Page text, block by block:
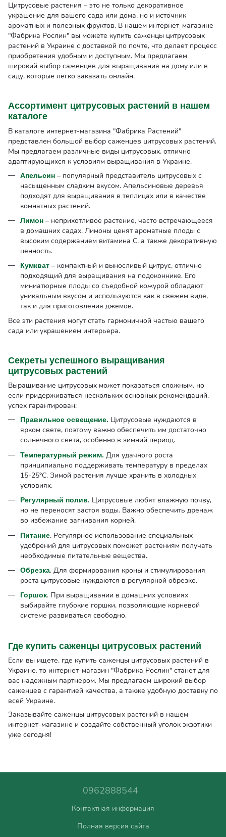
Цитрусовые растения – это не только декоративное
украшение для вашего сада или дома, но и источник
ароматных и полезных фруктов. В нашем интернет-магазине
"Фабрика Рослин" вы можете купить саженцы цитрусовых
растений в Украине с доставкой по почте, что делает процесс
приобретения удобным и доступным. Мы предлагаем
широкий выбор саженцев для выращивания на дому или в
саду, которые легко заказать онлайн.
Ассортимент цитрусовых растений в нашем
каталоге
В каталоге интернет-магазина "Фабрика Растений"
представлен большой выбор саженцев цитрусовых растений.
Мы предлагаем различные виды цитрусовых, отлично
адаптирующихся к условиям выращивания в Украине.
Апельсин – популярный представитель цитрусовых с
насыщенным сладким вкусом. Апельсиновые деревья
подходят для выращивания в теплицах или в качестве
комнатных растений.
Лимон – неприхотливое растение, часто встречающееся
в домашних садах. Лимоны ценят ароматные плоды с
высоким содержанием витамина С, а также декоративную
ценность.
Кумкват – компактный и выносливый цитрус, отлично
подходящий для выращивания на подоконнике. Его
миниатюрные плоды со съедобной кожурой обладают
уникальным вкусом и используются как в свежем виде,
так и для приготовления джемов.
Все эти растения могут стать гармоничной частью вашего
сада или украшением интерьера.
Секреты успешного выращивания
цитрусовых растений
Выращивание цитрусовых может показаться сложным, но
если придерживаться нескольких основных рекомендаций,
успех гарантирован:
Правильное освещение. Цитрусовые нуждаются в
ярком свете, поэтому важно обеспечить им достаточно
солнечного света, особенно в зимний период.
Температурный режим. Для удачного роста
принципиально поддерживать температуру в пределах
15-25°C. Зимой растения лучше хранить в холодных
условиях.
Регулярный полив. Цитрусовые любят влажную почву,
но не переносят застоя воды. Важно обеспечить дренаж
во избежание загнивания корней.
Питание. Регулярное использование специальных
удобрений для цитрусовых поможет растениям получать
необходимые питательные вещества.
Обрезка. Для формирования кроны и стимулирования
роста цитрусовые нуждаются в регулярной обрезке.
Горшок. При выращивании в домашних условиях
выбирайте глубокие горшки, позволяющие корневой
системе развиваться свободно.
Где купить саженцы цитрусовых растений
Если вы ищете, где купить саженцы цитрусовых растений в
Украине, то интернет-магазин "Фабрика Рослин" станет для
вас надежным партнером. Мы предлагаем широкий выбор
саженцев с гарантией качества, а также удобную доставку по
всей Украине.
Заказывайте саженцы цитрусовых растений в нашем
интернет-магазине и создайте собственный уголок экзотики
уже сегодня!
0962888544
Контактная информация
Полная версия сайта